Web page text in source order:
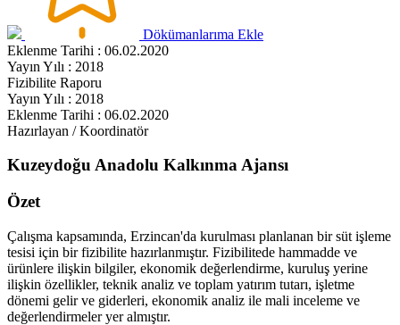
Dökümanlarıma Ekle
Eklenme Tarihi : 06.02.2020
Yayın Yılı : 2018
Fizibilite Raporu
Yayın Yılı : 2018
Eklenme Tarihi : 06.02.2020
Hazırlayan / Koordinatör
Kuzeydoğu Anadolu Kalkınma Ajansı
Özet
Çalışma kapsamında, Erzincan'da kurulması planlanan bir süt işleme
tesisi için bir fizibilite hazırlanmıştır. Fizibilitede hammadde ve
ürünlere ilişkin bilgiler, ekonomik değerlendirme, kuruluş yerine
ilişkin özellikler, teknik analiz ve toplam yatırım tutarı, işletme
dönemi gelir ve giderleri, ekonomik analiz ile mali inceleme ve
değerlendirmeler yer almıştır.